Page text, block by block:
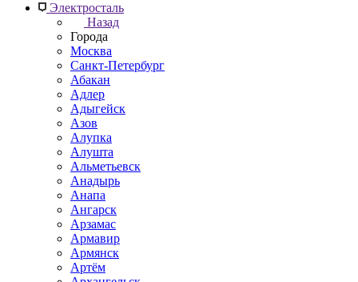
Электросталь
Назад
Города
Москва
Санкт-Петербург
Абакан
Адлер
Адыгейск
Азов
Алупка
Алушта
Альметьевск
Анадырь
Анапа
Ангарск
Арзамас
Армавир
Армянск
Артём